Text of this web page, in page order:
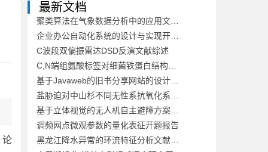
论
最新文档
C波段双偏振雷达DSD反演文献综述
调频网点微观参数的量化表征开题报告